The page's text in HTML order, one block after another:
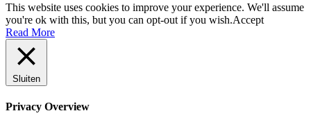
This website uses cookies to improve your experience. We'll assume
you're ok with this, but you can opt-out if you wish.Accept
Read More
Sluiten
Privacy Overview